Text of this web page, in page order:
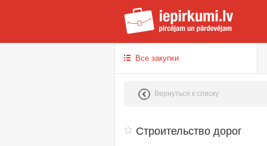
Все закупки
Вернуться к списку
Строительство дорог